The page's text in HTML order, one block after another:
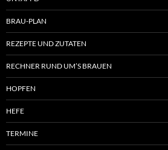
BRAU-PLAN
REZEPTE UND ZUTATEN
RECHNER RUND UM’S BRAUEN
HOPFEN
HEFE
TERMINE